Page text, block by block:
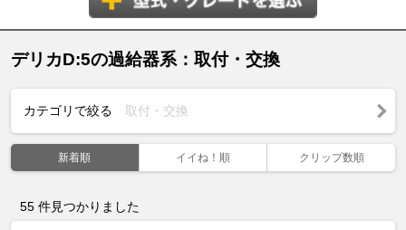
デリカD:5の過給器系：取付・交換
カテゴリで絞る 取付・交換
新着順 イイね！順 クリップ数順
55 件見つかりました